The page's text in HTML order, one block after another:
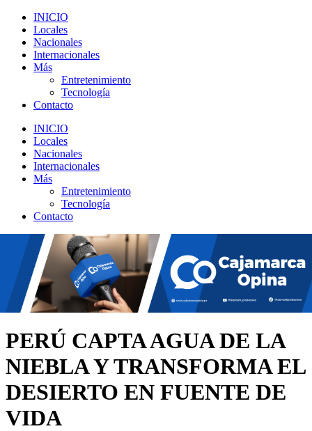
INICIO
Locales
Nacionales
Internacionales
Más
Entretenimiento
Tecnología
Contacto
INICIO
Locales
Nacionales
Internacionales
Más
Entretenimiento
Tecnología
Contacto
PERÚ CAPTA AGUA DE LA
NIEBLA Y TRANSFORMA EL
DESIERTO EN FUENTE DE
VIDA